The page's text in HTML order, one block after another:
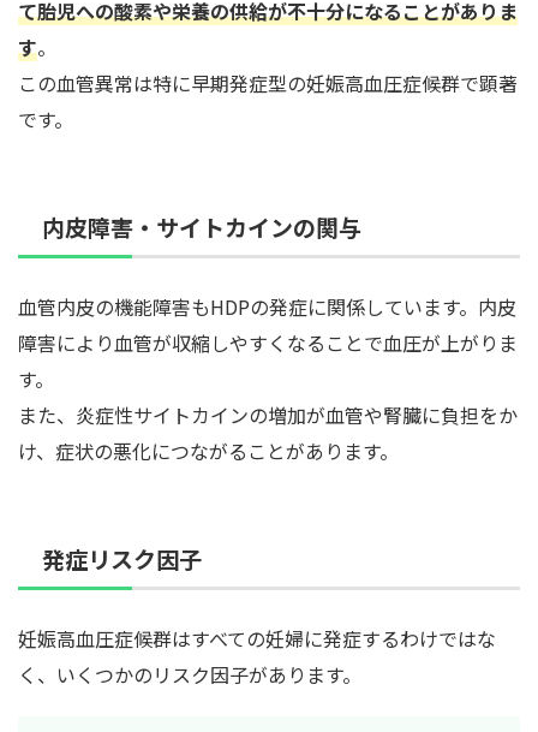
て胎児への酸素や栄養の供給が不十分になることがありま
す。
この血管異常は特に早期発症型の妊娠高血圧症候群で顕著
です。
内皮障害・サイトカインの関与
血管内皮の機能障害もHDPの発症に関係しています。内皮
障害により血管が収縮しやすくなることで血圧が上がりま
す。
また、炎症性サイトカインの増加が血管や腎臓に負担をか
け、症状の悪化につながることがあります。
発症リスク因子
妊娠高血圧症候群はすべての妊婦に発症するわけではな
く、いくつかのリスク因子があります。